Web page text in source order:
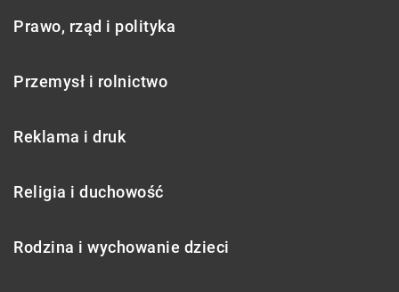
Prawo, rząd i polityka
Przemysł i rolnictwo
Reklama i druk
Religia i duchowość
Rodzina i wychowanie dzieci